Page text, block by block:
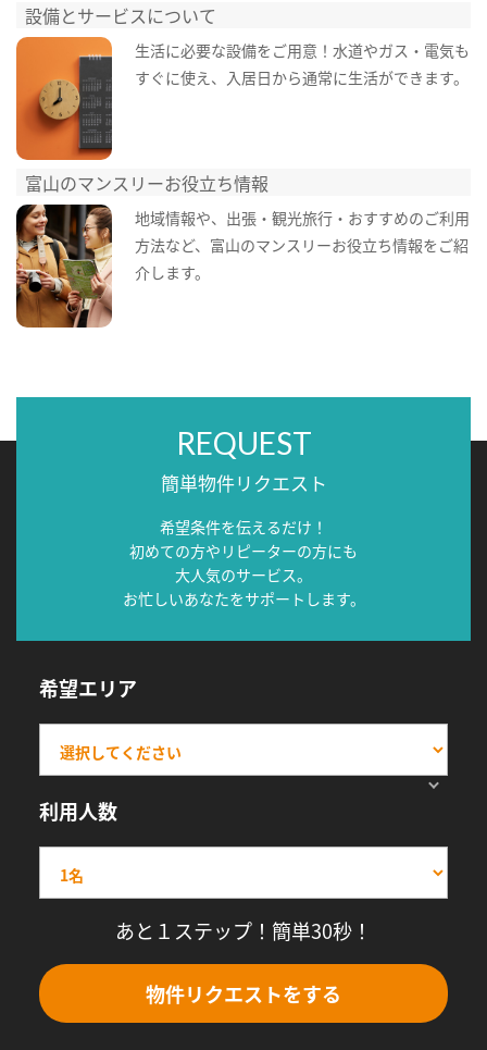
設備とサービスについて
生活に必要な設備をご用意！水道やガス・電気も
すぐに使え、入居日から通常に生活ができます。
富山のマンスリーお役立ち情報
地域情報や、出張・観光旅行・おすすめのご利用
方法など、富山のマンスリーお役立ち情報をご紹
介します。
REQUEST
簡単物件リクエスト
希望条件を伝えるだけ！
初めての方やリピーターの方にも
大人気のサービス。
お忙しいあなたをサポートします。
希望エリア
利用人数
あと１ステップ！簡単30秒！
物件リクエストをする